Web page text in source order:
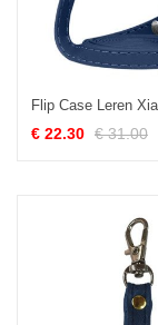
€ 22.30 € 31.00